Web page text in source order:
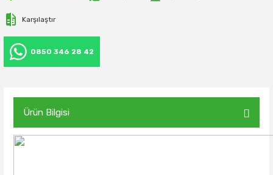
Karşılaştır
0850 346 28 42
Ürün Bilgisi